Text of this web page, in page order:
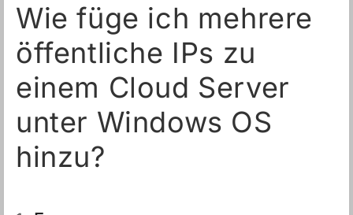
Wie füge ich mehrere
öffentliche IPs zu
einem Cloud Server
unter Windows OS
hinzu?